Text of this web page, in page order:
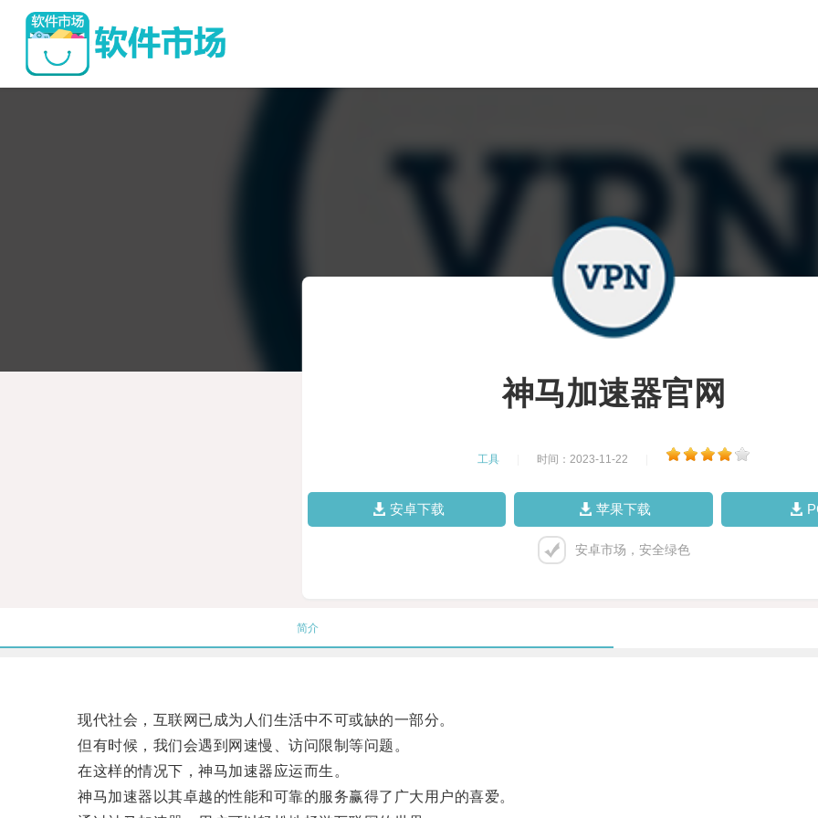
神马加速器官网
工具 时间：2023-11-22
安卓下载 苹果下载
安卓市场，安全绿色
简介
现代社会，互联网已成为人们生活中不可或缺的一部分。
但有时候，我们会遇到网速慢、访问限制等问题。
在这样的情况下，神马加速器应运而生。
神马加速器以其卓越的性能和可靠的服务赢得了广大用户的喜爱。